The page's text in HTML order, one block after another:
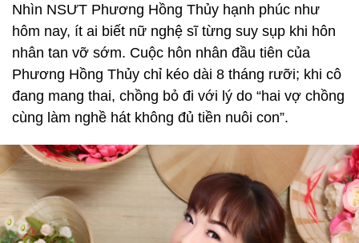
Nhìn NSƯT Phương Hồng Thủy hạnh phúc như
hôm nay, ít ai biết nữ nghệ sĩ từng suy sụp khi hôn
nhân tan vỡ sớm. Cuộc hôn nhân đầu tiên của
Phương Hồng Thủy chỉ kéo dài 8 tháng rưỡi; khi cô
đang mang thai, chồng bỏ đi với lý do “hai vợ chồng
cùng làm nghề hát không đủ tiền nuôi con”.